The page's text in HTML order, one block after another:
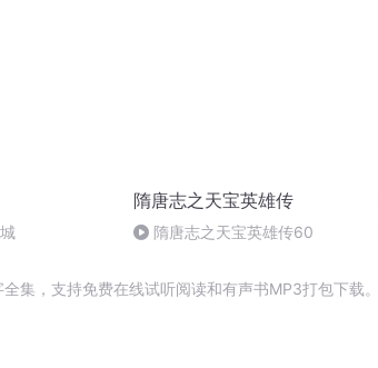
隋唐志之天宝英雄传
隋唐志之天宝英雄传60
集，支持免费在线试听阅读和有声书MP3打包下载。